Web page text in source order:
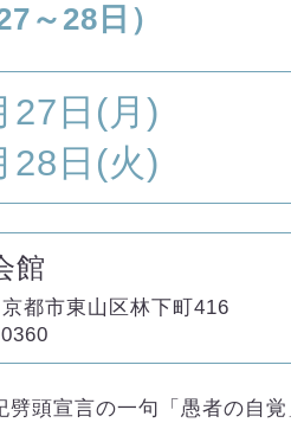
～28日）
27日(月)
28日(火)
館
都市東山区林下町416
劈頭宣言の一句「愚者の自